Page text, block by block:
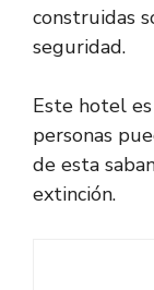
construidas
seguridad.
Este hotel
personas
de esta
extinción.